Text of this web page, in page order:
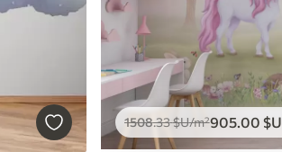
1508.33$U/m²905.00 $U